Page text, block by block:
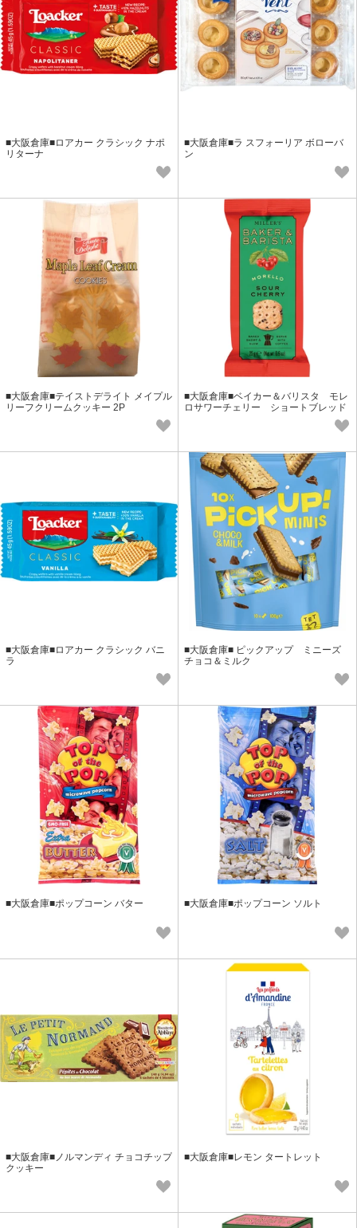
■大阪倉庫■ロアカー クラシック ナポ
リターナ
■大阪倉庫■ラ スフォーリア ボローバ
ン
■大阪倉庫■テイストデライト メイプル
リーフクリームクッキー 2P
■大阪倉庫■ベイカー＆バリスタ モレ
ロサワーチェリー ショートブレッド
■大阪倉庫■ロアカー クラシック バニ
ラ
■大阪倉庫■ ピックアップ ミニーズ
チョコ＆ミルク
■大阪倉庫■ポップコーン バター ■大阪倉庫■ポップコーン ソルト
■大阪倉庫■ノルマンディ チョコチップ
クッキー
■大阪倉庫■レモン タートレット